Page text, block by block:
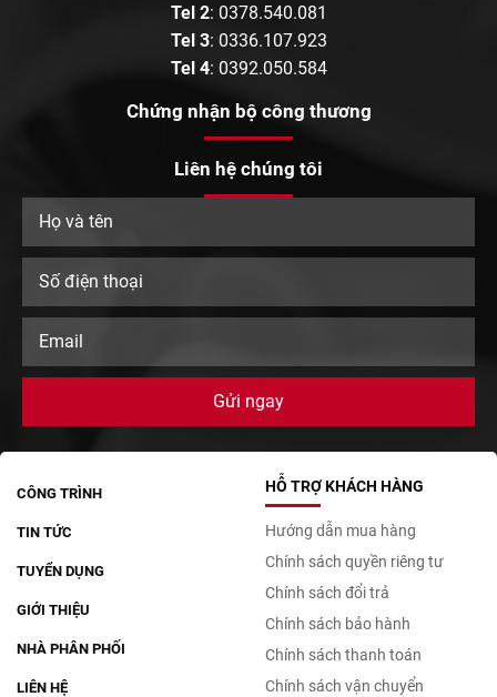
Tel 2: 0378.540.081
Tel 3: 0336.107.923
Tel 4: 0392.050.584
Chứng nhận bộ công thương
Liên hệ chúng tôi
CÔNG TRÌNH
TIN TỨC
TUYỂN DỤNG
GIỚI THIỆU
NHÀ PHÂN PHỐI
LIÊN HỆ
HỖ TRỢ KHÁCH HÀNG
Hướng dẫn mua hàng
Chính sách quyền riêng tư
Chính sách đổi trả
Chính sách bảo hành
Chính sách thanh toán
Chính sách vận chuyển